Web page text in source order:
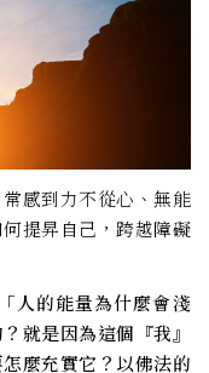
感到力不從心、無能
提昇自己，跨越障礙
「人的能量為什麼會淺
就是因為這個『我』
麼充實它？以佛法的